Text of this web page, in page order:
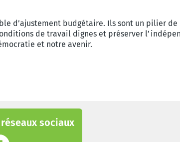
d’ajustement budgétaire. Ils sont un pilier
de travail dignes et préserver
et notre avenir.
sociaux